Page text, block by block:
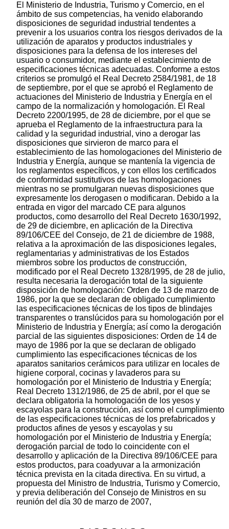
El Ministerio de Industria, Turismo y Comercio, en el
ámbito de sus competencias, ha venido elaborando
disposiciones de seguridad industrial tendentes a
prevenir a los usuarios contra los riesgos derivados de la
utilización de aparatos y productos industriales y
disposiciones para la defensa de los intereses del
usuario o consumidor, mediante el establecimiento de
especificaciones técnicas adecuadas. Conforme a estos
criterios se promulgó el Real Decreto 2584/1981, de 18
de septiembre, por el que se aprobó el Reglamento de
actuaciones del Ministerio de Industria y Energía en el
campo de la normalización y homologación. El Real
Decreto 2200/1995, de 28 de diciembre, por el que se
aprueba el Reglamento de la infraestructura para la
calidad y la seguridad industrial, vino a derogar las
disposiciones que sirvieron de marco para el
establecimiento de las homologaciones del Ministerio de
Industria y Energía, aunque se mantenía la vigencia de
los reglamentos específicos, y con ellos los certificados
de conformidad sustitutivos de las homologaciones
mientras no se promulgaran nuevas disposiciones que
expresamente los derogasen o modificaran. Debido a la
entrada en vigor del marcado CE para algunos
productos, como desarrollo del Real Decreto 1630/1992,
de 29 de diciembre, en aplicación de la Directiva
89/106/CEE del Consejo, de 21 de diciembre de 1988,
relativa a la aproximación de las disposiciones legales,
reglamentarias y administrativas de los Estados
miembros sobre los productos de construcción,
modificado por el Real Decreto 1328/1995, de 28 de julio,
resulta necesaria la derogación total de la siguiente
disposición de homologación: Orden de 13 de marzo de
1986, por la que se declaran de obligado cumplimiento
las especificaciones técnicas de los tipos de blindajes
transparentes o translúcidos para su homologación por el
Ministerio de Industria y Energía; así como la derogación
parcial de las siguientes disposiciones: Orden de 14 de
mayo de 1986 por la que se declaran de obligado
cumplimiento las especificaciones técnicas de los
aparatos sanitarios cerámicos para utilizar en locales de
higiene corporal, cocinas y lavaderos para su
homologación por el Ministerio de Industria y Energía;
Real Decreto 1312/1986, de 25 de abril, por el que se
declara obligatoria la homologación de los yesos y
escayolas para la construcción, así como el cumplimiento
de las especificaciones técnicas de los prefabricados y
productos afines de yesos y escayolas y su
homologación por el Ministerio de Industria y Energía;
derogación parcial de todo lo coincidente con el
desarrollo y aplicación de la Directiva 89/106/CEE para
estos productos, para coadyuvar a la armonización
técnica prevista en la citada directiva. En su virtud, a
propuesta del Ministro de Industria, Turismo y Comercio,
y previa deliberación del Consejo de Ministros en su
reunión del día 30 de marzo de 2007,